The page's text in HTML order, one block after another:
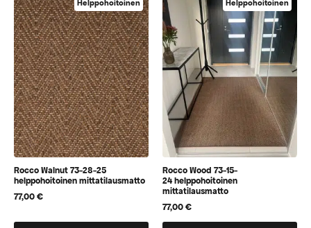
jotka
voidaan
valita
tuotteen
sivulla
jotka
voidaan
valita
tuotteen
sivulla
Helppohoitoinen
Rocco Walnut 73-28-25
helppohoitoinen mittatilausmatto
77,00€
Helppohoitoinen
Rocco Wood 73-15-
24 helppohoitoinen
mittatilausmatto
77,00€